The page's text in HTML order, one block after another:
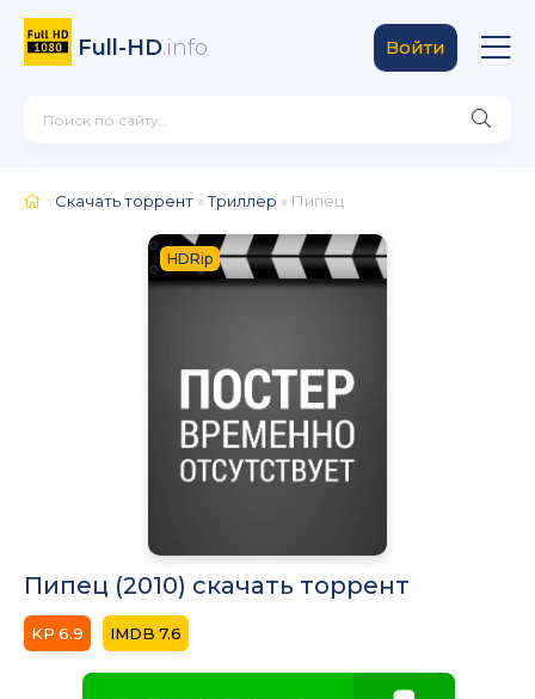
Full-HD.info Войти
Скачать торрент »Триллер » Пипец
HDRip
Пипец (2010) скачать торрент
6.9 7.6